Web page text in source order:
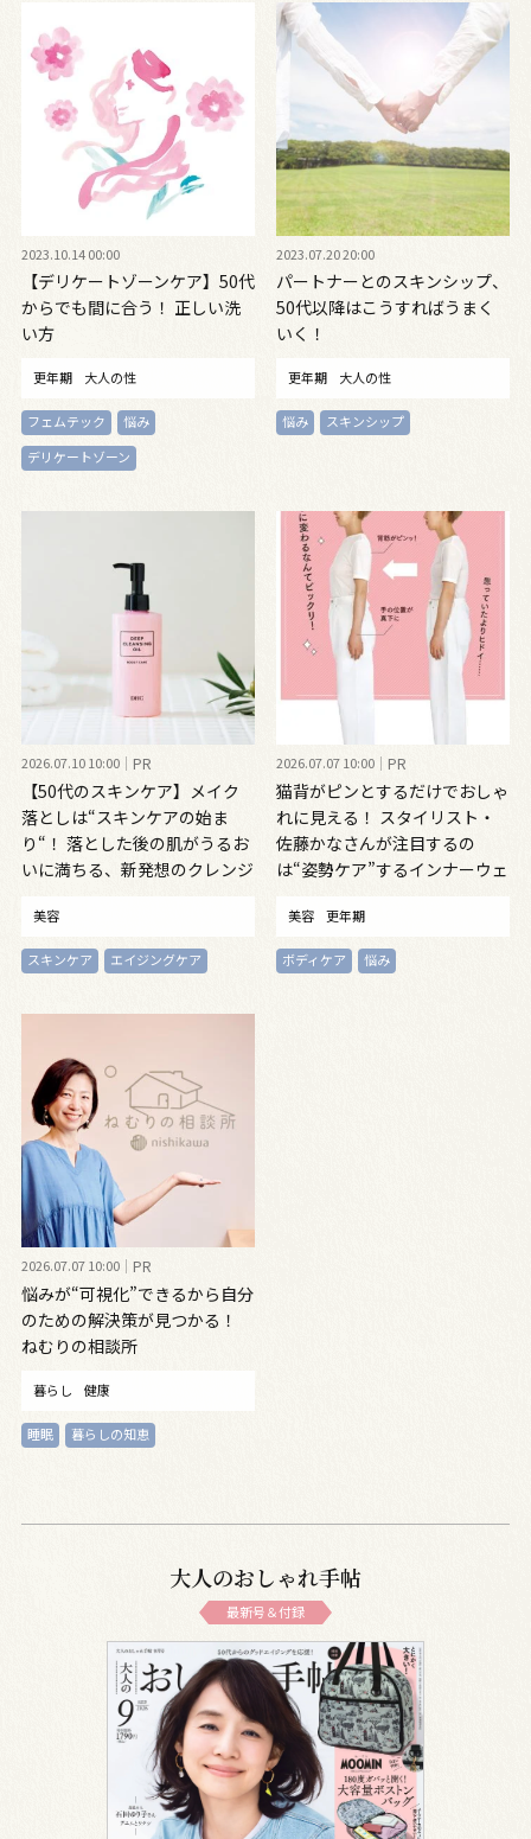
2023.10.14 00:00
【デリケートゾーンケア】50代
からでも間に合う！ 正しい洗
い方
更年期 大人の性
フェムテック
悩み
デリケートゾーン
2023.07.20 20:00
パートナーとのスキンシップ、
50代以降はこうすればうまく
いく！
更年期 大人の性
悩み スキンシップ
2026.07.10 10:00 PR
【50代のスキンケア】メイク
落としは“スキンケアの始ま
り“！ 落とした後の肌がうるお
いに満ちる、新発想のクレンジ
美容
スキンケア エイジングケア
2026.07.07 10:00 PR
猫背がピンとするだけでおしゃ
れに見える！ スタイリスト・
佐藤かなさんが注目するの
は“姿勢ケア”するインナーウェ
美容 更年期
ボディケア 悩み
2026.07.07 10:00 PR
悩みが“可視化”できるから自分
のための解決策が見つかる！
ねむりの相談所
暮らし 健康
睡眠 暮らしの知恵
大人のおしゃれ手帖
最新号＆付録